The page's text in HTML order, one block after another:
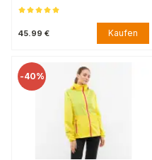
45.99 € Kaufen
-40%